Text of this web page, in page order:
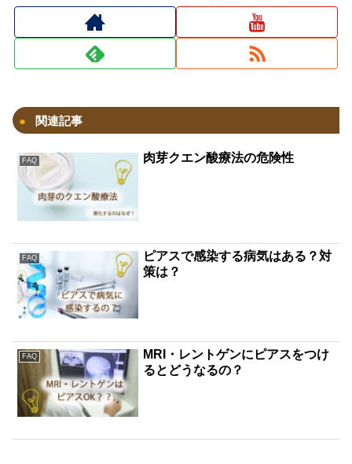
関連記事
FAQ 肉芽クエン酸療法の危険性
FAQ
ピアスで感染する病気はある？対
策は？
FAQ
MRI・レントゲンにピアスをつけ
るとどうなるの？